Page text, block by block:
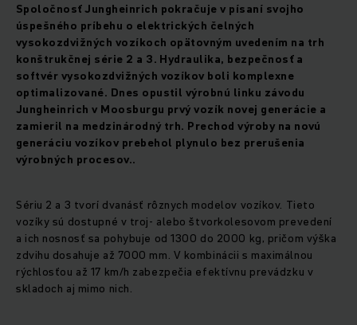
Spoločnosť Jungheinrich pokračuje v písaní svojho
úspešného príbehu o elektrických čelných
vysokozdvižných vozíkoch opätovným uvedením na trh
konštrukčnej série 2 a 3. Hydraulika, bezpečnosť a
softvér vysokozdvižných vozíkov boli komplexne
optimalizované. Dnes opustil výrobnú linku závodu
Jungheinrich v Moosburgu prvý vozík novej generácie a
zamieril na medzinárodný trh. Prechod výroby na novú
generáciu vozíkov prebehol plynulo bez prerušenia
výrobných procesov..
Sériu 2 a 3 tvorí dvanásť rôznych modelov vozíkov. Tieto
vozíky sú dostupné v troj- alebo štvorkolesovom prevedení
a ich nosnosť sa pohybuje od 1300 do 2000 kg, pričom výška
zdvihu dosahuje až 7000 mm. V kombinácii s maximálnou
rýchlosťou až 17 km/h zabezpečia efektívnu prevádzku v
skladoch aj mimo nich.